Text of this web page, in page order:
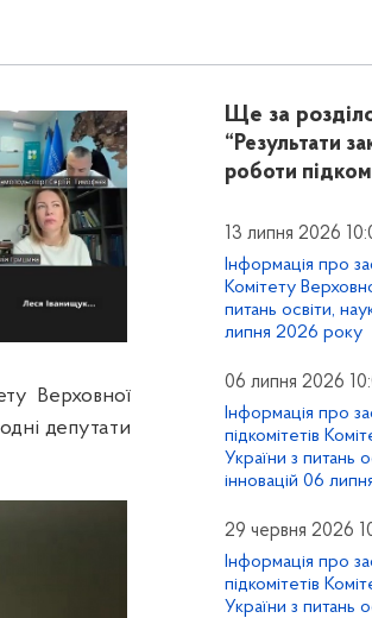
Верховної
депутати
Ще за
“Результати
роботи
13 липня 2026
Інформація про
Комітету
питань освіти,
липня 2026 року
06 липня 2026
Інформація про
підкомітетів
України з питань
інновацій 06
29 червня 2026
Інформація про
підкомітетів
України з питань